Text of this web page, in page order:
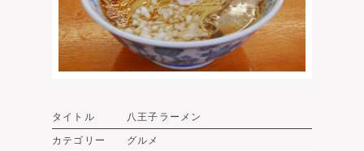
タイトル 八王子ラーメン
カテゴリー グルメ